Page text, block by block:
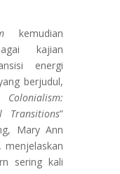
kemudian
kajian
energi
berjudul,
Transitions”
Mary Ann
sering kali